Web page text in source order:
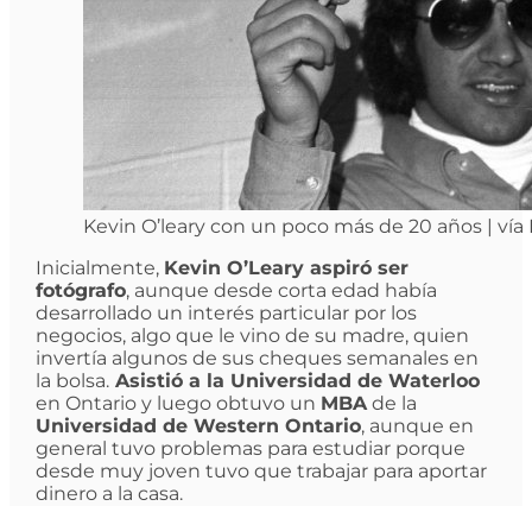
Kevin O’leary con un poco más de 20 años |
Inicialmente, Kevin O’Leary aspiró ser
fotógrafo, aunque desde corta edad había
desarrollado un interés particular por los
negocios, algo que le vino de su madre, quien
invertía algunos de sus cheques semanales en
la bolsa.Asistió a la Universidad de Waterloo
en Ontario y luego obtuvo un MBAde la
Universidad de Western Ontario, aunque en
general tuvo problemas para estudiar porque
desde muy joven tuvo que trabajar para aportar
dinero a la casa.